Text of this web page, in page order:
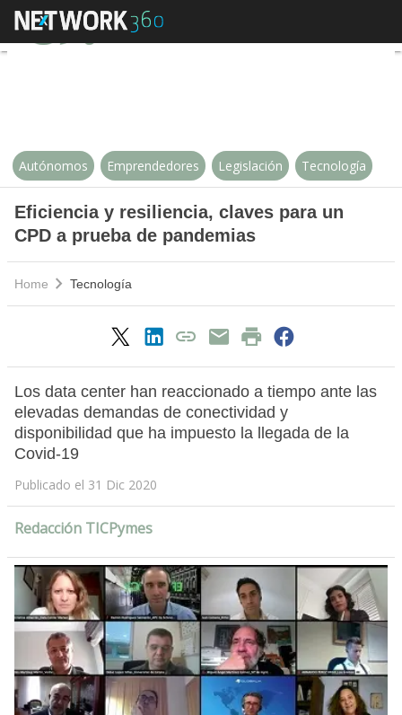
Eficiencia y resiliencia, claves
Autónomos Emprendedores Legislación Tecnología
Eficiencia y resiliencia, claves para un
CPD a prueba de pandemias
Home Tecnología
Los data center han reaccionado a tiempo ante las
elevadas demandas de conectividad y
disponibilidad que ha impuesto la llegada de la
Covid-19
Publicado el 31 Dic 2020
Redacción TICPymes